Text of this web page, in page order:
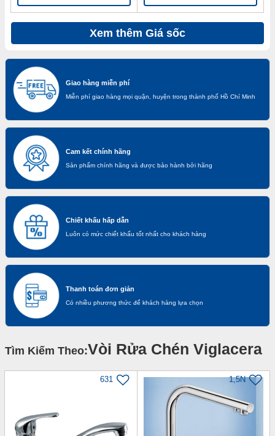
Xem thêm Giá sốc
Giao hàng miễn phí
Miễn phí giao hàng mọi quận, huyện trong thành phố Hồ Chí Minh
Cam kết chính hãng
Sản phẩm chính hãng và được bảo hành bởi hãng
Chiết khấu hấp dẫn
Luôn có mức chiết khấu tốt nhất cho khách hàng
Thanh toán đơn giản
Có nhiều phương thức để khách hàng lựa chọn
Tìm Kiếm Theo:Vòi Rửa Chén Viglacera
631 1,5N